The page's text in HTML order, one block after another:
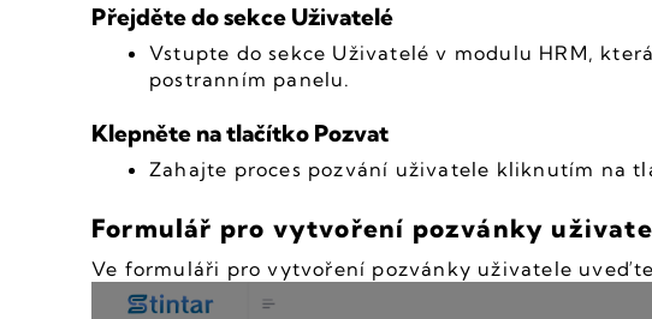
Přejděte do sekce Uživatelé
Vstupte do sekce Uživatelé v modulu HRM,
postranním panelu.
Klepněte na tlačítko Pozvat
Zahajte proces pozvání uživatele kliknutím na
Formulář pro vytvoření pozvánky
Ve formuláři pro vytvoření pozvánky uživatele